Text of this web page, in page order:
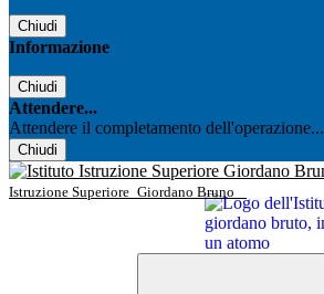
Chiudi
Informazione
Chiudi
Attendere...
Attendere il completamento dell'operazione...
Chiudi
Istruzione Superiore Giordano Bruno